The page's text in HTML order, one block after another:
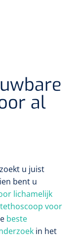
al
u juist
bent u
lichamelijk
voor
beste
in het